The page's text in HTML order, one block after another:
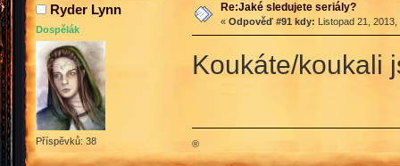
Ryder Lynn
Dospělák
Příspěvků: 38
Re:Jaké sledujete seriály?
« Odpověď #91 kdy: Listopad 21,
Koukáte/koukali
®